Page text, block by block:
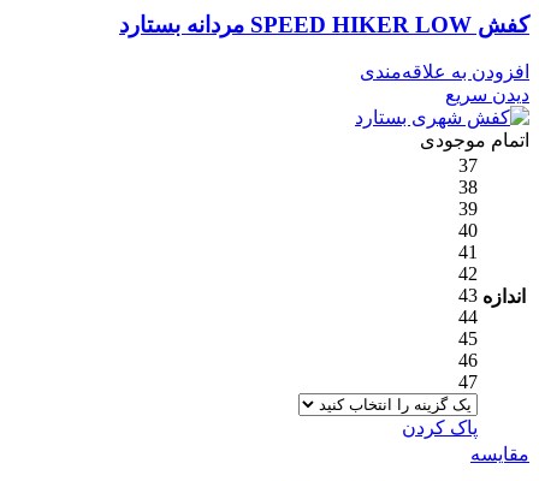
کفش SPEED HIKER LOW مردانه بستارد
افزودن به علاقه‌مندی
دیدن سریع
اتمام موجودی
اندازه
37
38
39
40
41
42
43
44
45
46
47
پاک کردن
مقایسه